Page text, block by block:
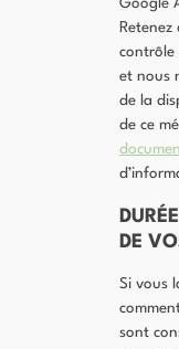
Google
Retenez
contrôle
et nous
de la
de ce
DE
Si vous
sont